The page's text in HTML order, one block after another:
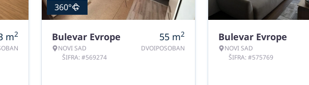
m2
360°
Bulevar Evrope
NOVI SAD
ŠIFRA: #569274
55 m2
DVOIPOSOBAN
Bulevar Evrope
NOVI SAD
ŠIFRA: #575769